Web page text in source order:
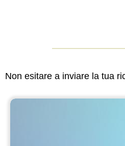
Non esitare a inviare la tua